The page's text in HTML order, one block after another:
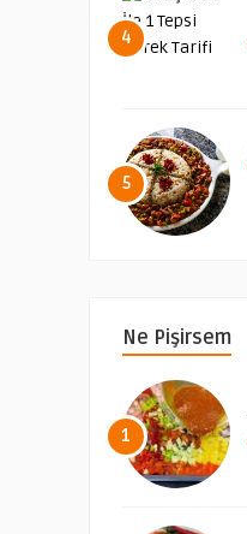
4
5
Ne Pişirsem
1